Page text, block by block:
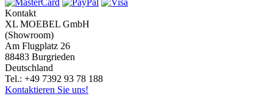
Kontakt
XL MOEBEL GmbH
(Showroom)
Am Flugplatz 26
88483 Burgrieden
Deutschland
Tel.: +49 7392 93 78 188
Kontaktieren Sie uns!